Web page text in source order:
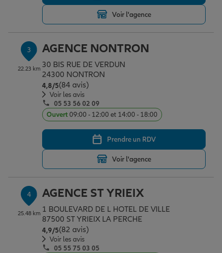
Garantie des accidents de la vie
Assurance scolaire
Protection juridique
Tous nos devis d'assurance
Voir l'agence
3
22.23 km
AGENCE NONTRON
30 BIS RUE DE VERDUN
24300 NONTRON
4,8/5Note de 4.8 sur 5
(84 avis)
Voir les avis
05 53 56 02 09
Ouvert09:00 - 12:00 et 14:00 - 18:00
Prendre un RDV
Voir l'agence
4
25.48 km
AGENCE ST YRIEIX
1 BOULEVARD DE L HOTEL DE VILLE
87500 ST YRIEIX LA PERCHE
4,9/5Note de 4.9 sur 5
(82 avis)
Voir les avis
05 55 75 03 05